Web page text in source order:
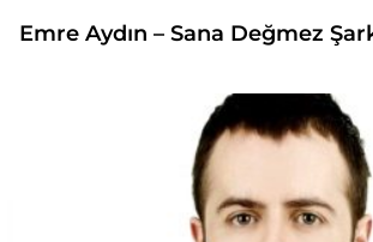
Emre Aydın – Sana Değmez